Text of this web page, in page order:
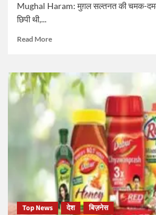
Mughal Haram: मुग़ल सल्तनत की चमक-दमक
छिपी थी,...
Read MoreRead
मुगल
हरम
और
खौफनाक
सजाओं
की
दास्तान,
जानें
क्यों
ताउम्र
Top News देश बिज़नेस